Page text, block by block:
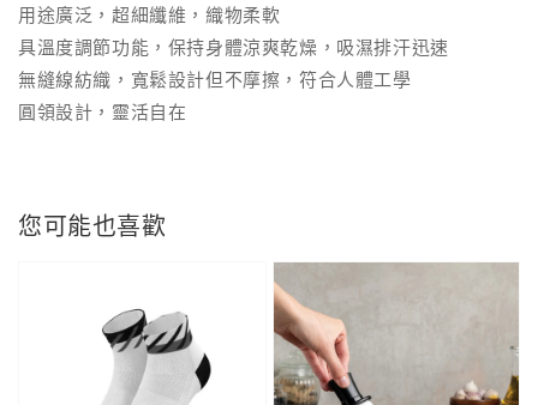
用途廣泛，超細纖維，織物柔軟
具溫度調節功能，保持身體涼爽乾燥，吸濕排汗迅速
無縫線紡織，寬鬆設計但不摩擦，符合人體工學
圓領設計，靈活自在
您可能也喜歡